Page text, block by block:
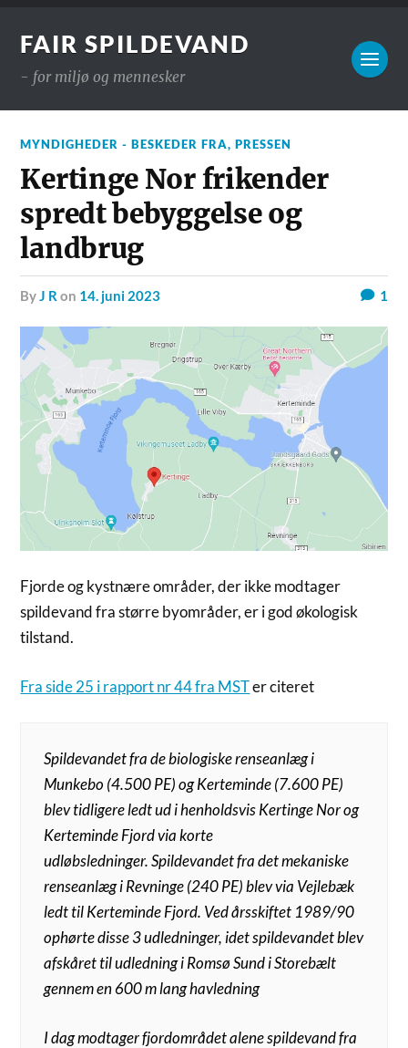
FAIR SPILDEVAND
- for miljø og mennesker
MYNDIGHEDER - BESKEDER FRA,PRESSEN
Kertinge Nor frikender
spredt bebyggelse og
landbrug
byJ R on 14. juni 2023 1
Fjorde og kystnære områder, der ikke modtager
spildevand fra større byområder, er i god økologisk
tilstand.
Fra side 25 i rapport nr 44 fra MSTer citeret
Spildevandet fra de biologiske renseanlæg i
Munkebo (4.500 PE) og Kerte­minde (7.600 PE)
blev tidligere ledt ud i henholdsvis Kertinge Nor og
Ker­teminde Fjord via korte
udløbsledninger.Spildevandet fra det mekaniske
renseanlæg i Revninge (240 PE) blev via Vejlebæk
ledt til Kerte­minde Fjord. Ved årsskiftet 1989/90
ophørte disse 3 udledninger, idet spilde­vandet blev
afskåret til udledning i Romsø Sund i Storebælt
gennem en 600 m lang havledning
I dag modtager fjordområdet alene spildevand fra